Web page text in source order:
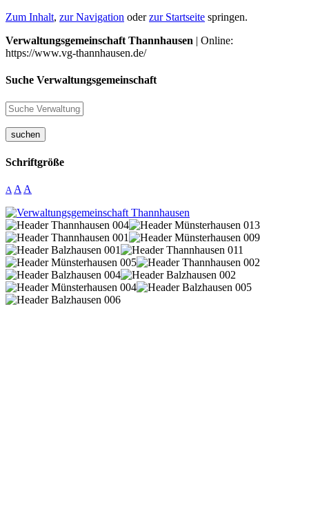
Zum Inhalt, zur Navigation oderzur Startseite springen.
Verwaltungsgemeinschaft Thannhausen | Online:
https://www.vg-thannhausen.de/
Suche Verwaltungsgemeinschaft
suchen
Schriftgröße
A A A